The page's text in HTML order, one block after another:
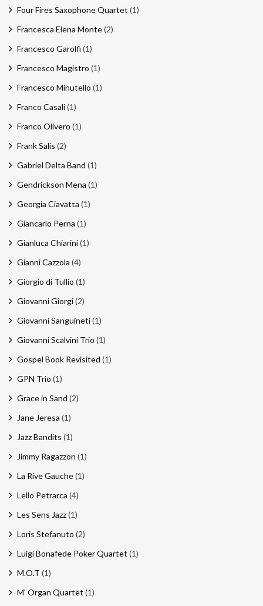
Four Fires Saxophone Quartet (1)
Francesca Elena Monte(2)
Francesco Garolfi (1)
Francesco Magistro (1)
Francesco Minutello (1)
Franco Casali(1)
Franco Olivero (1)
Frank Salis (2)
Gabriel Delta Band (1)
Gendrickson Mena (1)
Georgia Ciavatta (1)
Giancarlo Perna (1)
Gianluca Chiarini(1)
Gianni Cazzola (4)
Giorgio di Tullio (1)
Giovanni Giorgi(2)
Giovanni Sanguineti(1)
Giovanni Scalvini Trio (1)
Gospel Book Revisited (1)
GPN Trio (1)
Grace in Sand (2)
Jane Jeresa (1)
Jazz Bandits (1)
Jimmy Ragazzon (1)
La Rive Gauche(1)
Lello Petrarca (4)
Les Sens Jazz(1)
Loris Stefanuto (2)
Luigi Bonafede Poker Quartet (1)
M.O.T (1)
M' Organ Quartet (1)